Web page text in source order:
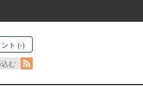
ト (-)
む